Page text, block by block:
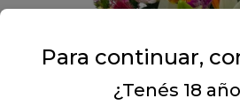
Para continuar,
¿Tenés 18